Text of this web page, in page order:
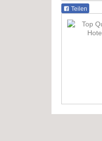
Teilen